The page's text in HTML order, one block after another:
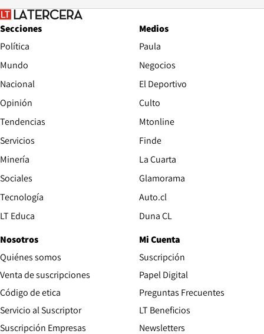
Secciones
Política
Mundo
Nacional
Opinión
Tendencias
Servicios
Minería
Sociales
Tecnología
LT Educa
Medios
Paula
Negocios
El Deportivo
Culto
Mtonline
Finde
La Cuarta
Glamorama
Auto.cl
Duna CL
Nosotros
Quiénes somos
Venta de suscripciones
Código de etica Opens in new window
Servicio al Suscriptor
Suscripción Empresas
Mi Cuenta
Suscripción
Papel Digital
Preguntas Frecuentes
LT Beneficios
Newsletters